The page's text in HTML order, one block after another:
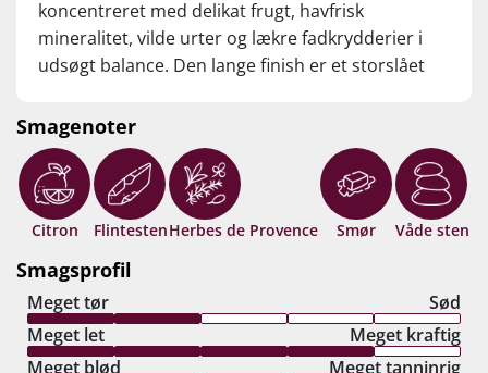
koncentreret med delikat frugt, havfrisk
mineralitet, vilde urter og lækre fadkrydderier i
udsøgt balance. Den lange finish er et storslået
strandskaller og varme sten, der indhylles i
nærmest burgundiske noter af smør og nødder.
Superb!
Smagenoter
Citron FlintestenHerbes de Provence Smør Våde sten
Smagsprofil
Meget tør
Sød
Meget let
Meget kraftig
Meget blød
Meget tanninrig